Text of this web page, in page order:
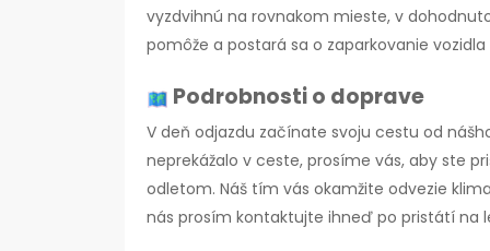
vyzdvihnú na rovnakom mieste, v
pomôže a postará sa o zaparkovanie
Podrobnosti o doprave
V deň odjazdu začínate svoju cestu od
neprekážalo v ceste, prosíme vás, aby ste
odletom. Náš tím vás okamžite odvezie
nás prosím kontaktujte ihneď po pristátí na